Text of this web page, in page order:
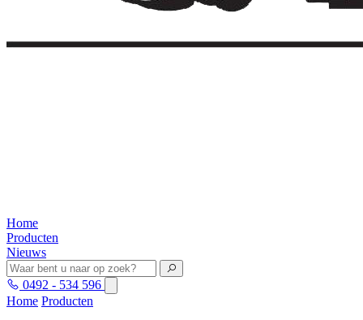
Home
Producten
Nieuws
0492 - 534 596
Home Producten